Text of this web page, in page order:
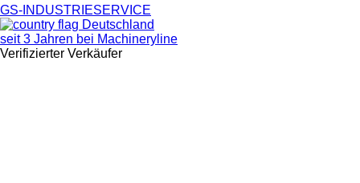
GS-INDUSTRIESERVICE
Deutschland
seit 3 Jahren bei Machineryline
Verifizierter Verkäufer